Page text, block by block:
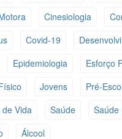
Cinesiologia
Covid-19
Epidemiologia
Esforço
Jovens
Pré-
Vida
Saúde
Saúde
Álcool